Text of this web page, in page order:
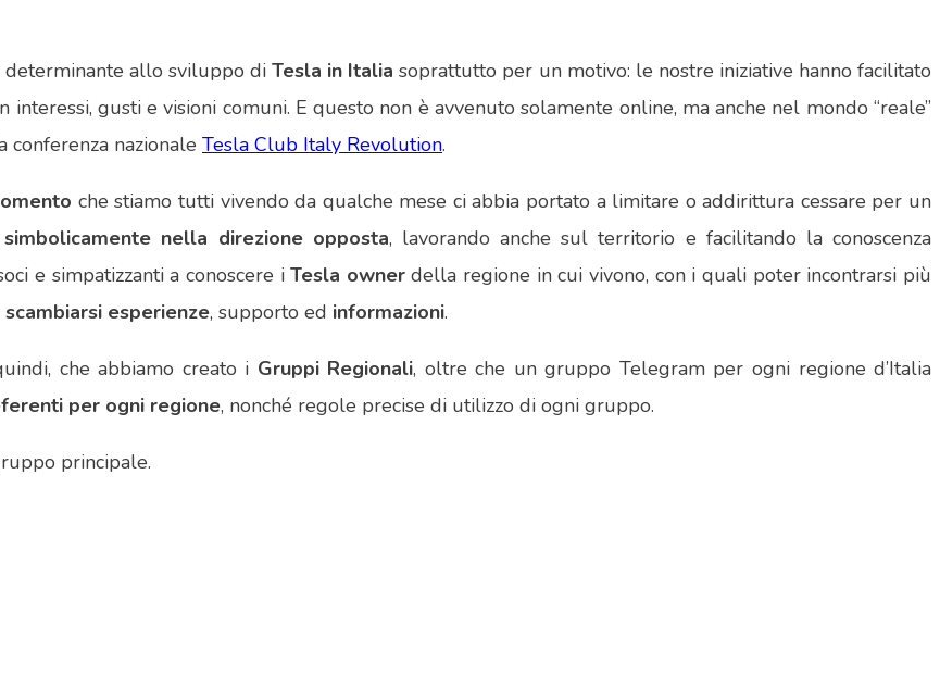
determinante allo sviluppo diTesla in Italia soprattutto per un motivo: le nostre iniziative hanno facilitato
interessi, gusti e visioni comuni. E questo non è avvenuto solamente online, ma anche nel mondo “reale”
conferenza nazionale Tesla Club Italy Revolution.
che stiamo tutti vivendo da qualche mese ci abbia portato a limitare o addirittura cessare per un
nella direzione opposta, lavorando anche sul territorio e facilitando la conoscenza
e simpatizzanti a conoscere iTesla ownerdella regione in cui vivono, con i quali poter incontrarsi più
scambiarsi esperienze, supporto ed informazioni.
che abbiamo creato i Gruppi Regionali, oltre che un gruppo Telegram per ogni regione d’Italia
per ogni regione, nonché regole precise di utilizzo di ogni gruppo.
principale.